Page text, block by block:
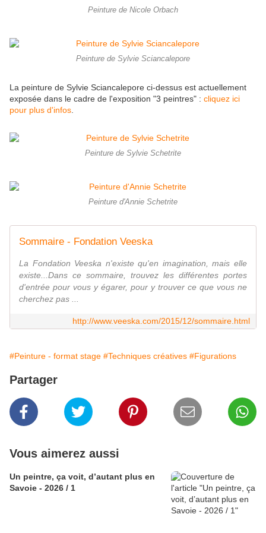
Peinture de Nicole Orbach
Peinture de Sylvie Sciancalepore
La peinture de Sylvie Sciancalepore ci-dessus est actuellement
exposée dans le cadre de l'exposition "3 peintres" : cliquez ici
pour plus d'infos
Peinture de Sylvie Schetrite
Peinture d'Annie Schetrite
Sommaire - Fondation Veeska
La Fondation Veeska n'existe qu'en imagination, mais elle
existe...Dans ce sommaire, trouvez les différentes portes
d'entrée pour vous y égarer, pour y trouver ce que vous ne
cherchez pas ...
http://www.veeska.com/2015/12/sommaire.html
#Peinture - format stage #Techniques créatives #Figurations
Partager
Vous aimerez aussi
Un peintre, ça voit, d’autant plus en
Savoie - 2026 / 1